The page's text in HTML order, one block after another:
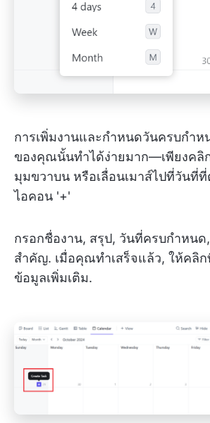
การเพิ่มงานและกำหนดวันครบกำ
ของคุณนั้นทำได้ง่ายมาก—เพียงคลิ
มุมขวาบน หรือเลื่อนเมาส์ไปที่วันที่
ไอคอน '+'
กรอกชื่องาน, สรุป, วันที่ครบกำหนด
สำคัญ. เมื่อคุณทำเสร็จแล้ว, ให้คลิก
ข้อมูลเพิ่มเติม.